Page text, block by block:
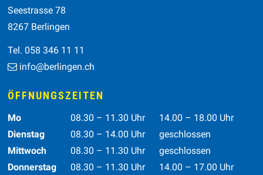
Seestrasse 78
8267 Berlingen
Tel. 058 346 11 11
info@berlingen.ch
ÖFFNUNGSZEITEN
Wochentag Vormittag Nachmittag
Mo 08.30 – 11.30 Uhr
14.00 – 18.00 Uhr
Dienstag
08.30 – 14.00 Uhr
geschlossen
Mittwoch
08.30 – 11.30 Uhr
geschlossen
Donnerstag
08.30 – 11.30 Uhr 14.00 – 17.00 Uhr